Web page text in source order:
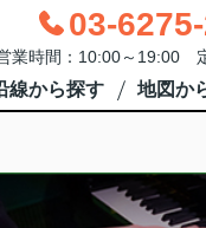
03-
業時間：10:00～19:00
線から探す 地図か